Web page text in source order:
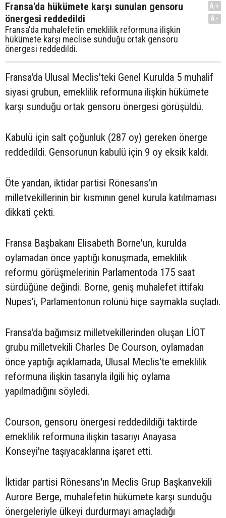
Fransa'da hükümete karşı sunulan gensoru
önergesi reddedildi
Fransa'da muhalefetin emeklilik reformuna ilişkin
hükümete karşı meclise sunduğu ortak gensoru
önergesi reddedildi.
A+
A-
Fransa'da Ulusal Meclis'teki Genel Kurulda 5 muhalif
siyasi grubun, emeklilik reformuna ilişkin hükümete
karşı sunduğu ortak gensoru önergesi görüşüldü.
Kabulü için salt çoğunluk (287 oy) gereken önerge
reddedildi. Gensorunun kabulü için 9 oy eksik kaldı.
Öte yandan, iktidar partisi Rönesans'ın
milletvekillerinin bir kısmının genel kurula katılmaması
dikkati çekti.
Fransa Başbakanı Elisabeth Borne'un, kurulda
oylamadan önce yaptığı konuşmada, emeklilik
reformu görüşmelerinin Parlamentoda 175 saat
sürdüğüne değindi. Borne, geniş muhalefet ittifakı
Nupes'i, Parlamentonun rolünü hiçe saymakla suçladı.
Fransa'da bağımsız milletvekillerinden oluşan LİOT
grubu milletvekili Charles De Courson, oylamadan
önce yaptığı açıklamada, Ulusal Meclis'te emeklilik
reformuna ilişkin tasarıyla ilgili hiç oylama
yapılmadığını söyledi.
Courson, gensoru önergesi reddedildiği taktirde
emeklilik reformuna ilişkin tasarıyı Anayasa
Konseyi'ne taşıyacaklarına işaret etti.
İktidar partisi Rönesans'ın Meclis Grup Başkanvekili
Aurore Berge, muhalefetin hükümete karşı sunduğu
önergeleriyle ülkeyi durdurmayı amaçladığı